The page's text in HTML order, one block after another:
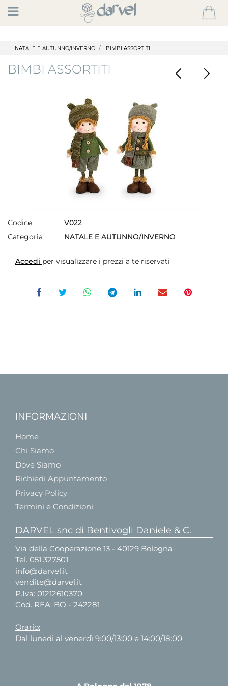
Open
NATALE E AUTUNNO/INVERNO BIMBI ASSORTITI
BIMBI ASSORTITI
Codice
V022
Categoria
NATALE E AUTUNNO/INVERNO
Accedi per visualizzare i prezzi a te riservati
INFORMAZIONI
Home
Chi Siamo
Dove Siamo
Richiedi Appuntamento
Privacy Policy
Termini e Condizioni
DARVEL snc di Bentivogli Daniele & C.
Via della Cooperazione 13 - 40129 Bologna
Tel. 051 327501
info@darvel.it
vendite@darvel.it
P.Iva: 01212610370
Cod. REA: BO - 242281
Orario:
Dal lunedì al venerdì 9:00/13:00 e 14:00/18:00